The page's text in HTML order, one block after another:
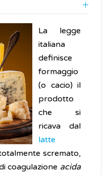
La legge
italiana
definisce
formaggio
(o cacio) il
prodotto
che si
ricava dal
latte
scremato,
coagulazione acida